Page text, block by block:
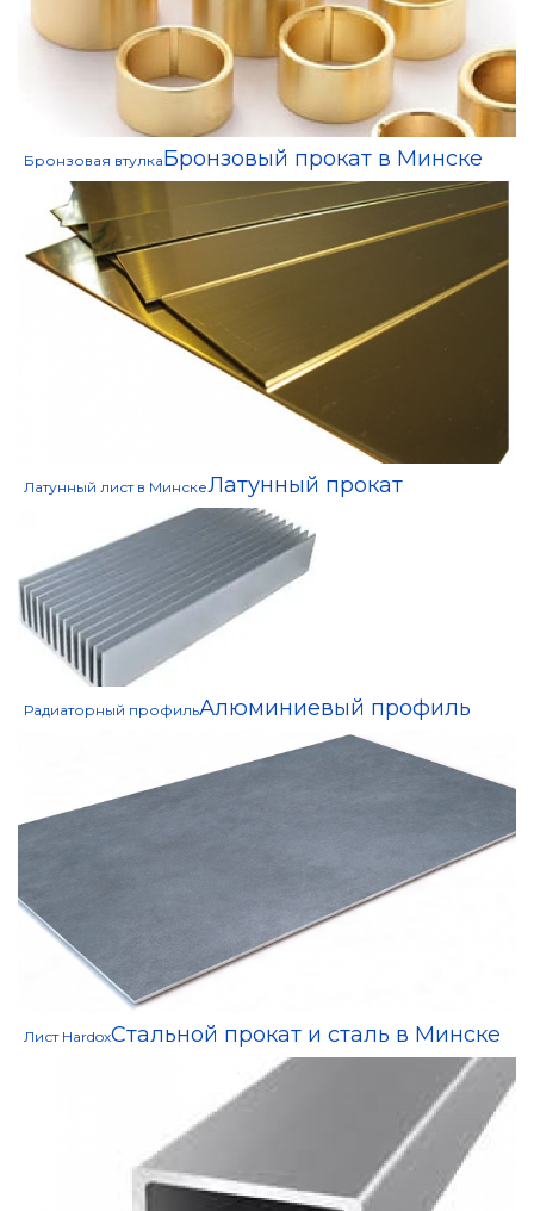
Бронзовая втулкаБронзовый прокат в Минске
Латунный лист в МинскеЛатунный прокат
Радиаторный профильАлюминиевый профиль
Лист HardoxСтальной прокат и сталь в Минске